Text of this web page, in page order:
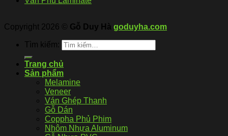
Copyright 2026 © Gỗ Duy Hà goduyha.com
Tìm kiếm:
Trang chủ
Sản phẩm
Melamine
Veneer
Ván Ghép Thanh
Gỗ Dán
Coppha Phủ Phim
Nhôm Nhựa Aluminum